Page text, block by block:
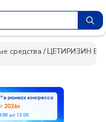
средства /ЦЕТИРИЗИН